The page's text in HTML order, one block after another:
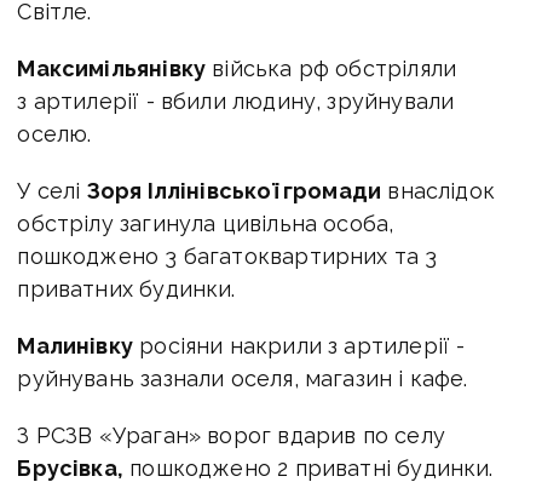
Світле.
Максимільянівку війська рф обстріляли
з артилерії - вбили людину, зруйнували
оселю.
У селі Зоря Іллінівської громади внаслідок
обстрілу загинула цивільна особа,
пошкоджено 3 багатоквартирних та 3
приватних будинки.
Малинівку росіяни накрили з артилерії -
руйнувань зазнали оселя, магазин і кафе.
З РСЗВ «Ураган» ворог вдарив по селу
Брусівка, пошкоджено 2 приватні будинки.